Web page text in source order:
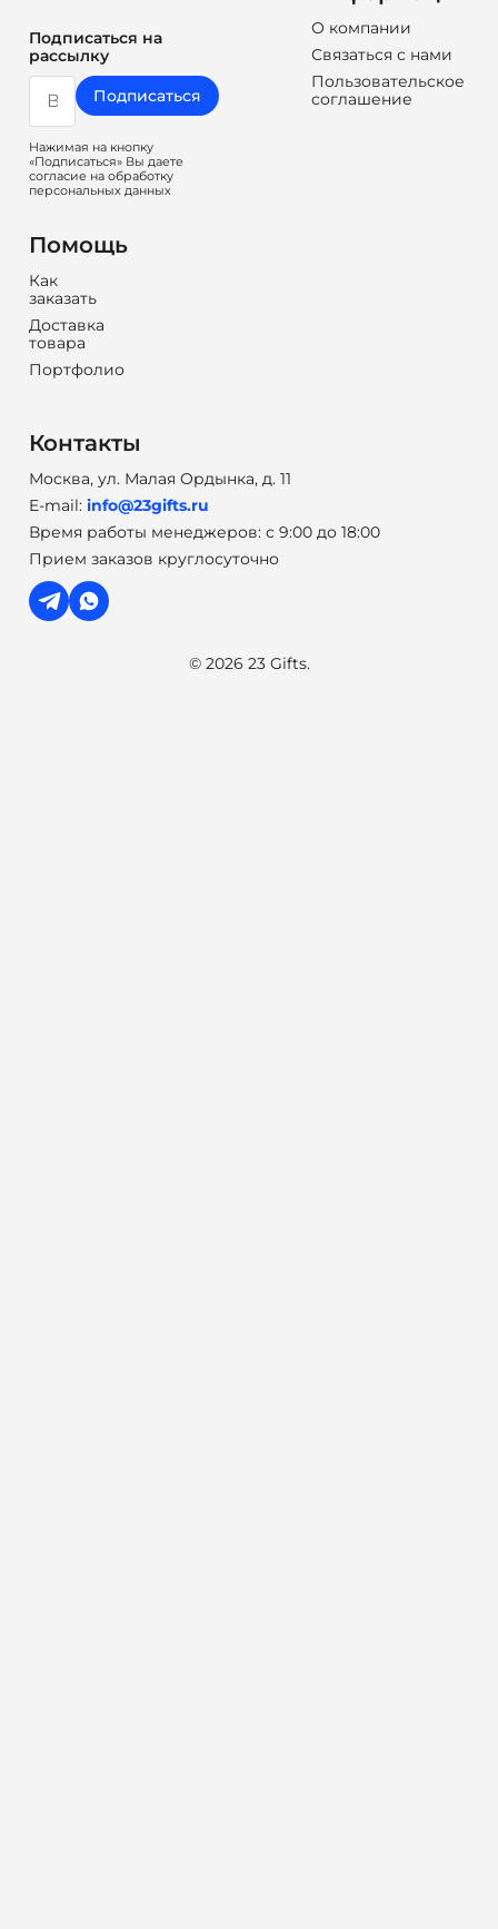
Подписаться на
рассылку
Подписаться
Нажимая на кнопку
«Подписаться» Вы даете
согласие на обработку
персональных данных
О компании
Связаться с нами
Пользовательское
соглашение
Помощь
Как
заказать
Доставка
товара
Портфолио
Контакты
Москва, ул. Малая Ордынка, д. 11
E-mail: info@23gifts.ru
Время работы менеджеров: с 9:00 до 18:00
Прием заказов круглосуточно
© 2026 23 Gifts.